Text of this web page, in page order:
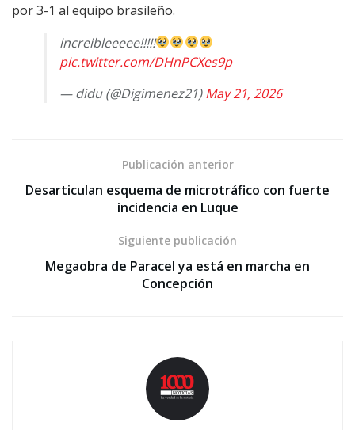
por 3-1 al equipo brasileño.
increibleeeee!!!!!
pic.twitter.com/DHnPCXes9p
— didu (@Digimenez21)May 21, 2026
Publicación anterior
Desarticulan esquema de microtráfico con fuerte
incidencia en Luque
Siguiente publicación
Megaobra de Paracel ya está en marcha en
Concepción